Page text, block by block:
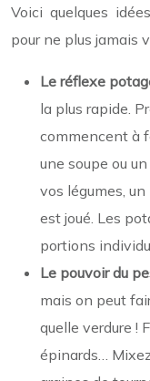
Voici quelques
pour ne plus jamais
Le réflexe
la plus rapide.
commencent à
une soupe ou
vos légumes,
est joué. Les
portions
Le pouvoir du
mais on peut
quelle verdure !
épinards…